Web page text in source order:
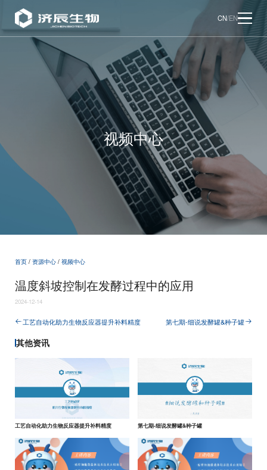
CN/EN
视频中心
首页/ 资源中心/ 视频中心
温度斜坡控制在发酵过程中的应用
2024-12-14
工艺自动化助力生物反应器提升补料精度 第七期-细说发酵罐&种子罐
其他资讯
工艺自动化助力生物反应器提升补料精度 第七期-细说发酵罐&种子罐